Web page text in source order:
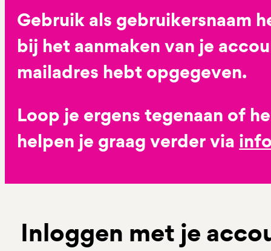
Gebruik als gebruikersnaam
bij het aanmaken van je
mailadres hebt opgegeven.
Loop je ergens tegenaan of
helpen je graag verder via
Inloggen met je